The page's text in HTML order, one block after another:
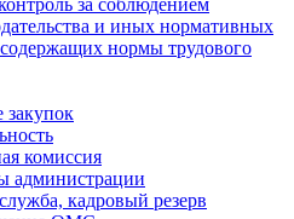
за соблюдением
и иных нормативных
нормы трудового
закупок
комиссия
администрации
кадровый резерв